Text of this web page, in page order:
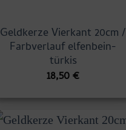
Geldkerze Vierkant 20cm /
Farbverlauf elfenbein-
türkis
18,50€